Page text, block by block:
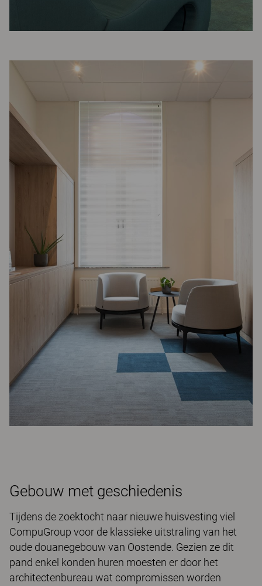
Gebouw met geschiedenis
Tijdens de zoektocht naar nieuwe huisvesting viel
CompuGroup voor de klassieke uitstraling van het
oude douanegebouw van Oostende. Gezien ze dit
pand enkel konden huren moesten er door het
architectenbureau wat compromissen worden